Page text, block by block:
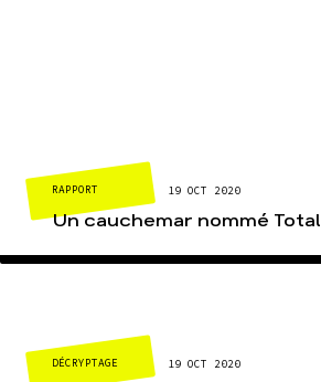
RAPPORT 19 OCT 2020
Un cauchemar nommé Total
DÉCRYPTAGE 19 OCT 2020